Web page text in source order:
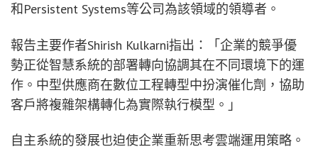
和Persistent Systems等公司為該領域的領導者。
報告主要作者Shirish Kulkarni指出：「企業的競爭優
勢正從智慧系統的部署轉向協調其在不同環境下的運
作。中型供應商在數位工程轉型中扮演催化劑，協助
客戶將複雜架構轉化為實際執行模型。」
自主系統的發展也迫使企業重新思考雲端運用策略。